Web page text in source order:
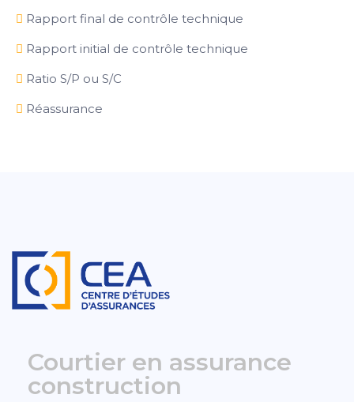
Rapport final de contrôle technique
Rapport initial de contrôle technique
Ratio S/P ou S/C
Réassurance
Courtier en assurance
construction